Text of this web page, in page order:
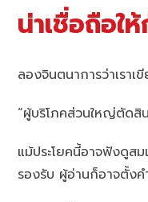
น่าเชื่อถือใ
ลองจินตนาการว่าเราเ
“ผู้บริโภคส่วนใหญ่ตัดสิ
แม้ประโยคนี้อาจฟังดูส
รองรับ ผู้อ่านก็อาจตั้งค